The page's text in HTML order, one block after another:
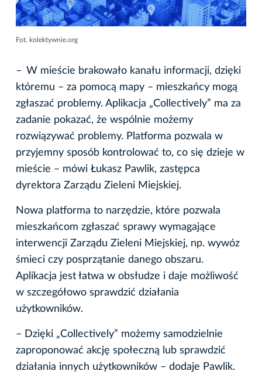
Fot. kolektywnie.org
– W mieście brakowało kanału informacji, dzięki
któremu – za pomocą mapy – mieszkańcy mogą
zgłaszać problemy. Aplikacja „Collectively” ma za
zadanie pokazać, że wspólnie możemy
rozwiązywać problemy. Platforma pozwala w
przyjemny sposób kontrolować to, co się dzieje w
mieście – mówi Łukasz Pawlik, zastępca
dyrektora Zarządu Zieleni Miejskiej.
Nowa platforma to narzędzie, które pozwala
mieszkańcom zgłaszać sprawy wymagające
interwencji Zarządu Zieleni Miejskiej, np. wywóz
śmieci czy posprzątanie danego obszaru.
Aplikacja jest łatwa w obsłudze i daje możliwość
w szczegółowo sprawdzić działania
użytkowników.
– Dzięki „Collectively” możemy samodzielnie
zaproponować akcję społeczną lub sprawdzić
działania innych użytkowników – dodaje Pawlik.